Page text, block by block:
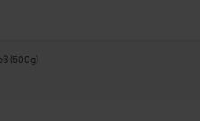
(500g)